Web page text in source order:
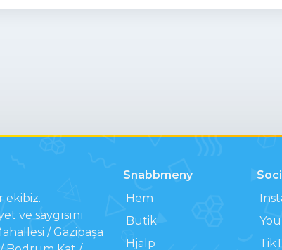
ekibiz.
ve saygısını
/ Gazipaşa
Snabbmeny
Hem
Butik
Hjälp